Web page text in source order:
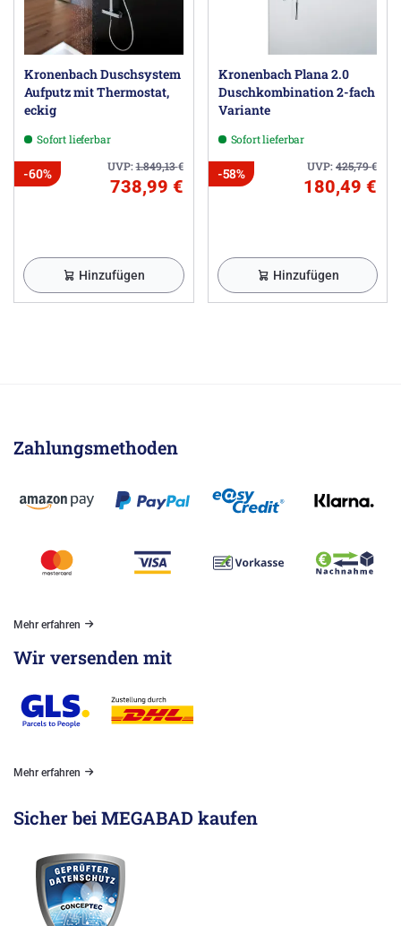
Kronenbach Duschsystem
Aufputz mit Thermostat,
eckig
Sofort lieferbar
UVP:1.849,13€
-60%
738,99 €
Hinzufügen
Kronenbach Plana 2.0
Duschkombination 2-fach
Variante
Sofort lieferbar
UVP:425,79€
-58%
180,49 €
Hinzufügen
Zahlungsmethoden
Mehr erfahren
Wir versenden mit
Mehr erfahren
Sicher bei MEGABAD kaufen